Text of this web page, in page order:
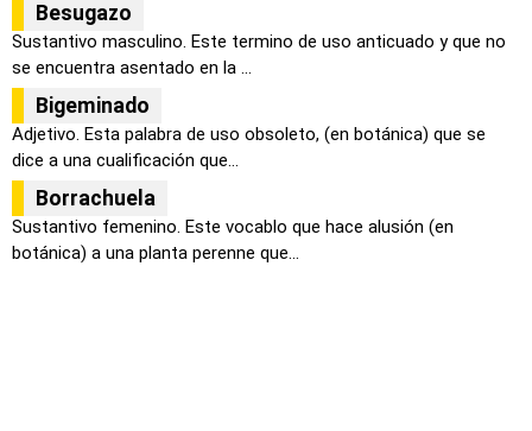
Besugazo
Sustantivo masculino. Este termino de uso anticuado y que no
se encuentra asentado en la ...
Bigeminado
Adjetivo. Esta palabra de uso obsoleto, (en botánica) que se
dice a una cualificación que...
Borrachuela
Sustantivo femenino. Este vocablo que hace alusión (en
botánica) a una planta perenne que...